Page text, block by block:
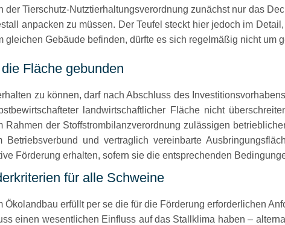
der Tierschutz-Nutztierhaltungsverordnung zunächst nur das
anpacken zu müssen. Der Teufel steckt hier jedoch im
gleichen Gebäude befinden, dürfte es sich regelmäßig nicht
Fläche gebunden
zu können, darf nach Abschluss des
landwirtschaftlicher Fläche nicht
Rahmen der Stoffstrombilanzverordnung zulässigen
Betriebsverbund und vertraglich vereinbarte
Förderung erhalten, sofern sie die entsprechenden
für alle Schweine
Ökolandbau erfüllt per se die für die Förderung erforderlichen
einen wesentlichen Einfluss auf das Stallklima haben –